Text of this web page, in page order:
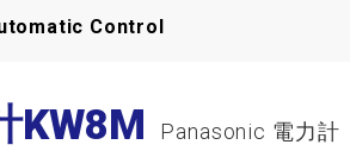
Control
KW8M Panasonic 電力計